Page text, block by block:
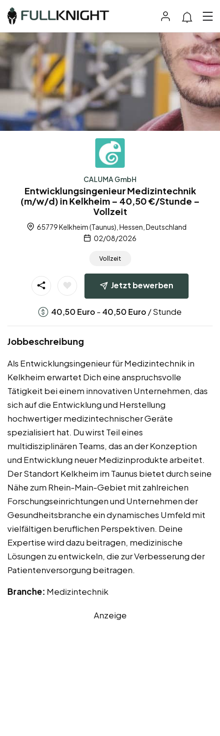
CALUMA GmbH
Entwicklungsingenieur Medizintechnik
(m/w/d) in Kelkheim – 40,50 €/Stunde –
Vollzeit
65779 Kelkheim (Taunus), Hessen, Deutschland
02/08/2026
Vollzeit
Jetzt bewerben
40,50 Euro - 40,50 Euro / Stunde
Jobbeschreibung
Als Entwicklungsingenieur für Medizintechnik in
Kelkheim erwartet Dich eine anspruchsvolle
Tätigkeit bei einem innovativen Unternehmen, das
sich auf die Entwicklung und Herstellung
hochwertiger medizintechnischer Geräte
spezialisiert hat. Du wirst Teil eines
multidisziplinären Teams, das an der Konzeption
und Entwicklung neuer Medizinprodukte arbeitet.
Der Standort Kelkheim im Taunus bietet durch seine
Nähe zum Rhein-Main-Gebiet mit zahlreichen
Forschungseinrichtungen und Unternehmen der
Gesundheitsbranche ein dynamisches Umfeld mit
vielfältigen beruflichen Perspektiven. Deine
Expertise wird dazu beitragen, medizinische
Lösungen zu entwickeln, die zur Verbesserung der
Patientenversorgung beitragen.
Branche: Medizintechnik
Anzeige